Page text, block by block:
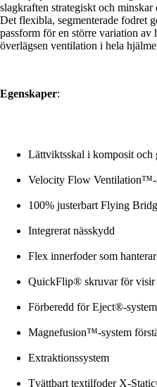
slagkraften strategiskt och
Det flexibla, segmenterade fodret
passform för en större variation
överlägsen ventilation i hela
Egenskaper:
Lättviktsskal i komposit och
Velocity Flow Ventilation™-
100% justerbart Flying
Integrerat nässkydd
Flex innerfoder som
QuickFlip® skruvar för visir
Förberedd för Eject®-system
Magnefusion™-system
Extraktionssystem
Tvättbart textilfoder X-